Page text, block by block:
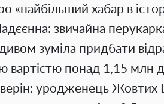
«найбільший хабар в
звичайна
зуміла придбати
вартістю понад 1,15 млн
уродженець Жовтих